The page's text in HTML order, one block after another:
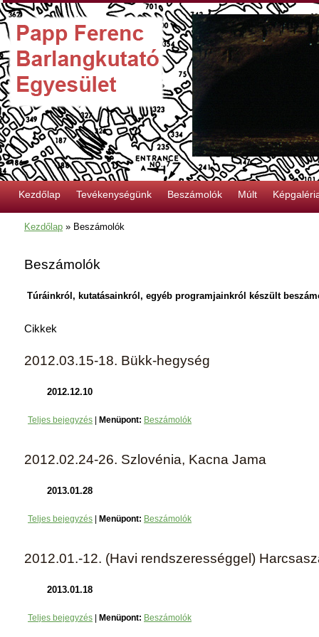
Kezdőlap Tevékenységünk Beszámolók Múlt
Kezdőlap » Beszámolók
Beszámolók
Túráinkról, kutatásainkról, egyéb programjainkról készült
Cikkek
2012.03.15-18. Bükk-hegység
2012.12.10
Teljes bejegyzés Menüpont: Beszámolók
2012.02.24-26. Szlovénia, Kacna Jama
2013.01.28
Teljes bejegyzés Menüpont: Beszámolók
2012.01.-12. (Havi rendszerességgel)
2013.01.18
Teljes bejegyzés Menüpont: Beszámolók